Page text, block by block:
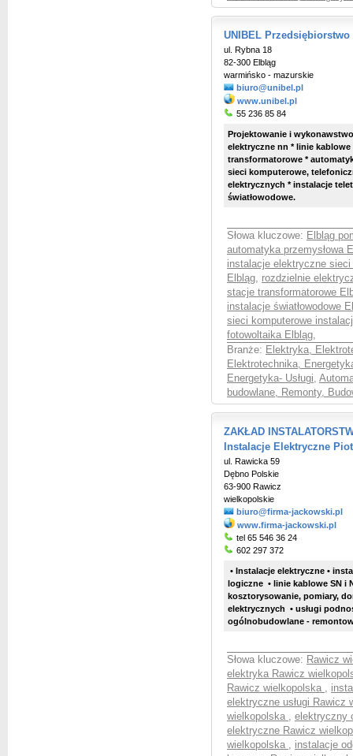
UNIBEL
ul. Rybna 18
82-300 Elbląg
warmińsko - mazurskie
biuro@unibel.pl
www.unibel.pl
55 236 85 84
Projektowanie i
elektryczne nn * linie
transformatorowe *
sieci komputerowe,
elektrycznych * instalacje
światłowodowe.
Słowa kluczowe: Elbląg
automatyka przemysłowa
instalacje elektryczne sieci
Elbląg, rozdzielnie
stacje transformatorowe
instalacje światłowodowe
sieci komputerowe
fotowoltaika Elbląg,
Branże: Elektryka,
Elektrotechnika,
Energetyka- Usługi,
budowlane, Remonty,
ZAKŁAD
Instalacje Elektryczne
ul. Rawicka 59
Dębno Polskie
63-900 Rawicz
wielkopolskie
biuro@firma-jackowski.pl
www.firma-jackowski.pl
tel 65 546 36 24
602 297 372
• Instalacje elektryczne •
logiczne • linie kablowe SN i
kosztorysowanie, pomiary,
elektrycznych • usługi
ogólnobudowlane -
Słowa kluczowe: Rawicz
elektryka Rawicz
Rawicz wielkopolska ,
elektryczne usługi Rawicz
wielkopolska , elektryczny
elektryczne Rawicz
wielkopolska , instalacje